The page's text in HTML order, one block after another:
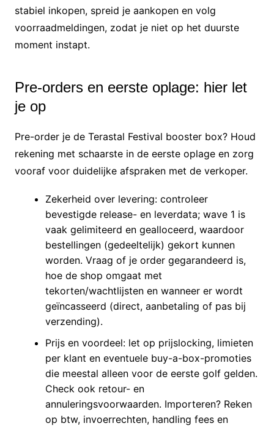
stabiel inkopen, spreid je aankopen en volg
voorraadmeldingen, zodat je niet op het duurste
moment instapt.
Pre-orders en eerste oplage: hier let
je op
Pre-order je de Terastal Festival booster box? Houd
rekening met schaarste in de eerste oplage en zorg
vooraf voor duidelijke afspraken met de verkoper.
Zekerheid over levering: controleer
bevestigde release- en leverdata; wave 1 is
vaak gelimiteerd en gealloceerd, waardoor
bestellingen (gedeeltelijk) gekort kunnen
worden. Vraag of je order gegarandeerd is,
hoe de shop omgaat met
tekorten/wachtlijsten en wanneer er wordt
geïncasseerd (direct, aanbetaling of pas bij
verzending).
Prijs en voordeel: let op prijslocking, limieten
per klant en eventuele buy-a-box-promoties
die meestal alleen voor de eerste golf gelden.
Check ook retour- en
annuleringsvoorwaarden. Importeren? Reken
op btw, invoerrechten, handling fees en